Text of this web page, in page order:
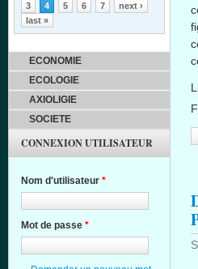
3
4 5 6 7
next ›
last »
ECONOMIE
ECOLOGIE
AXIOLIGIE
SOCIETE
CONNEXION UTILISATEUR
Nom d'utilisateur *
Mot de passe *